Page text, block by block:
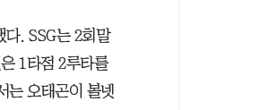
다. SSG는 2회말
1타점 2루타를
는 오태곤이 볼넷